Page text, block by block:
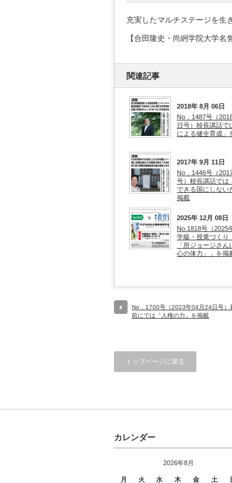
充実したマルチステージを生
【合田隆史・尚絅学院大学名
関連記事
2018年 8月 06日
No．1487号（
日号）校長講話で
による健全育成」
2017年 9月 11日
No．1446号（
号）校長講話では
できる国にしない
掲載
2025年 12月 08日
No.1818号（2025
学級・授業づく
「所ジョージさ
心の体力」」を掲
No．1700号（2023年04月24日号）
前にでは「人権の力」を掲載
トップページに戻る
カレンダー
2026年8月
月 火 水 木 金 土